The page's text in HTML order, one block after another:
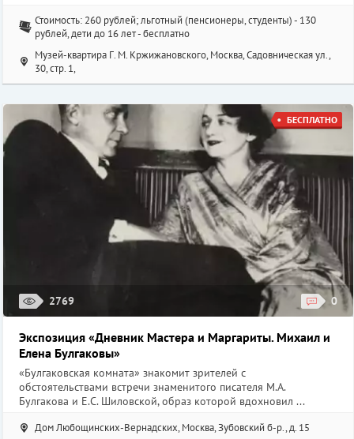
Стоимость: 260 рублей; льготный (пенсионеры, студенты) - 130
рублей, дети до 16 лет - бесплатно
Музей-квартира Г. М. Кржижановского, Москва, Садовническая ул.,
30, стр. 1,
2769 0
БЕСПЛАТНО
Экспозиция «Дневник Мастера и Маргариты. Михаил и
Елена Булгаковы»
«Булгаковская комната» знакомит зрителей с
обстоятельствами встречи знаменитого писателя М.А.
Булгакова и Е.С. Шиловской, образ которой вдохновил ...
Дом Любощинских-Вернадских, Москва, Зубовский б-р., д. 15